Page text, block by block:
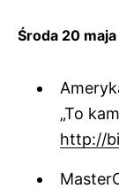
Środa 20 maja
„To
http://